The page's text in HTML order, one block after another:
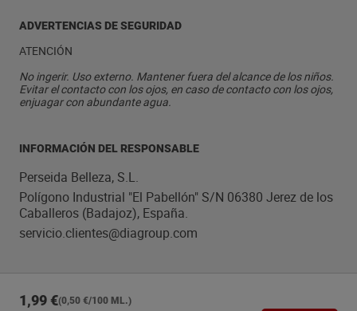
ADVERTENCIAS DE SEGURIDAD
ATENCIÓN
No ingerir. Uso externo. Mantener fuera del alcance de los niños.
Evitar el contacto con los ojos, en caso de contacto con los ojos,
enjuagar con abundante agua.
INFORMACIÓN DEL RESPONSABLE
Perseida Belleza, S.L.
Polígono Industrial "El Pabellón" S/N 06380 Jerez de los
Caballeros (Badajoz), España.
servicio.clientes@diagroup.com
1,99 €(0,50 €/100 ML.)